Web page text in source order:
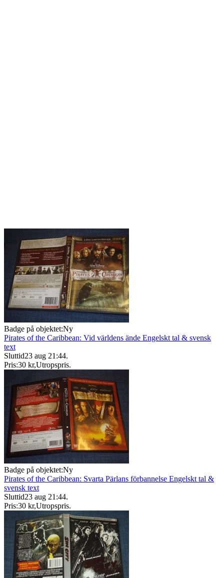
Badge på objektet:Ny
Pirates of the Caribbean: Vid världens ände Engelskt tal & svensk
text
Sluttid23 aug 21:44.
Pris:30 kr,Utropspris.
Badge på objektet:Ny
Pirates of the Caribbean: Svarta Pärlans förbannelse Engelskt tal &
svensk text
Sluttid23 aug 21:44.
Pris:30 kr,Utropspris.